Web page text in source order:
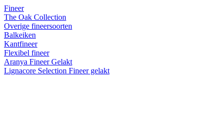
Fineer
The Oak Collection
Overige fineersoorten
Balkeiken
Kantfineer
Flexibel fineer
Aranya Fineer Gelakt
Lignacore Selection Fineer gelakt